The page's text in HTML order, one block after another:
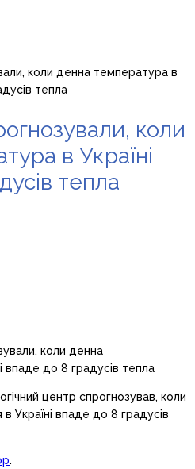
коли денна температура в
тепла
коли
в Україні
тепла
центр спрогнозував, коли
Україні впаде до 8 градусів
.